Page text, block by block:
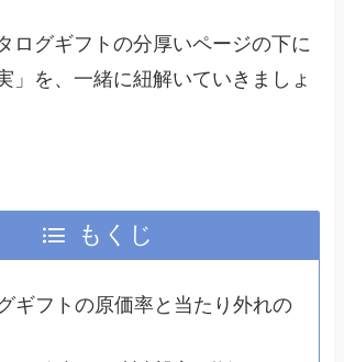
ログギフトの分厚いページの下に
」を、一緒に紐解いていきましょ
もくじ
ギフトの原価率と当たり外れの